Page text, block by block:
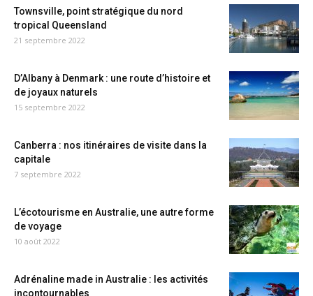
Townsville, point stratégique du nord
tropical Queensland
21 septembre 2022
D’Albany à Denmark : une route d’histoire et
de joyaux naturels
15 septembre 2022
Canberra : nos itinéraires de visite dans la
capitale
7 septembre 2022
L’écotourisme en Australie, une autre forme
de voyage
10 août 2022
Adrénaline made in Australie : les activités
incontournables